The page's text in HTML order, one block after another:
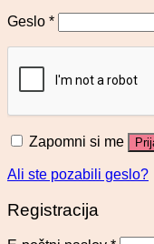
Geslo *
Zapomni si me
Ali ste pozabili geslo?
Registracija